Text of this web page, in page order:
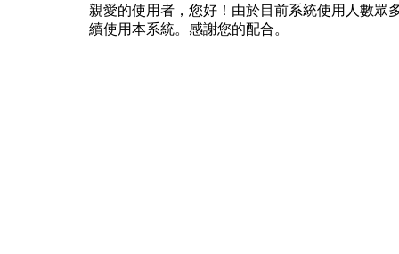
親愛的使用者，您好！由於目前系統使用人數眾
續使用本系統。感謝您的配合。